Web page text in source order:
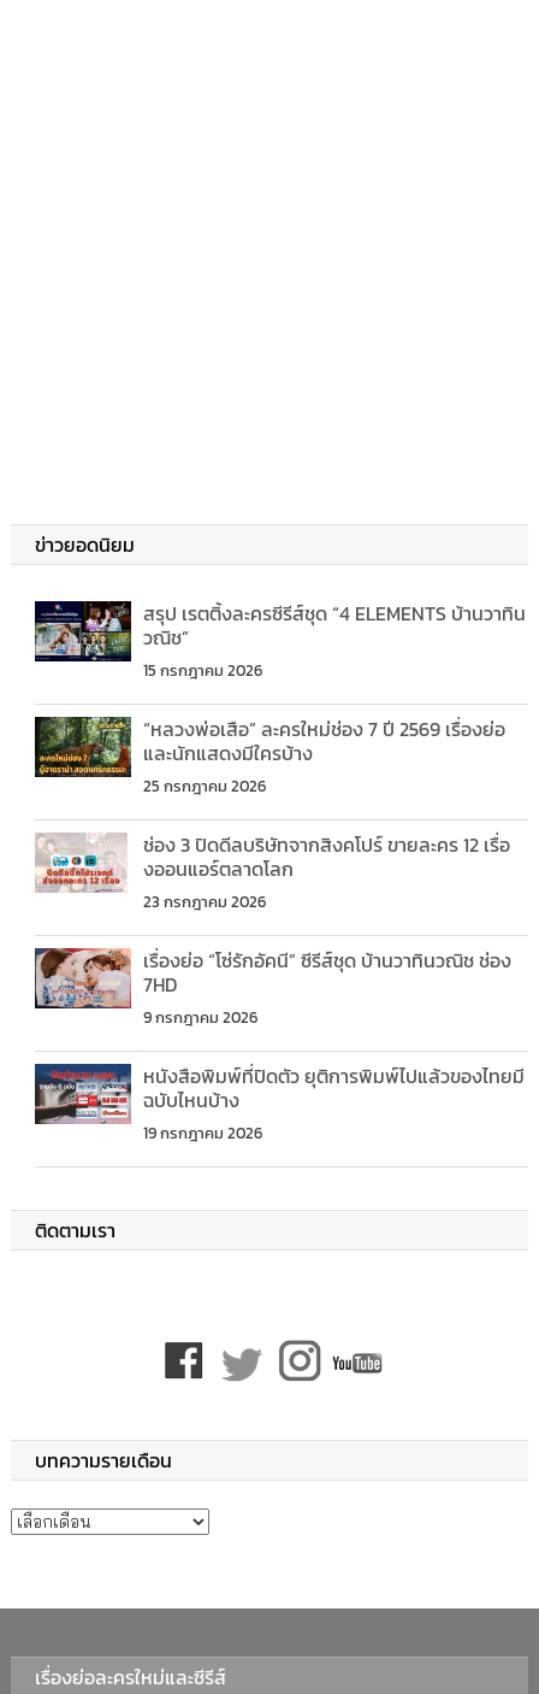
ข่าวยอดนิยม
สรุป เรตติ้งละครซีรีส์ชุด “4 ELEMENTS บ้านวาทิน
วณิช”
15 กรกฎาคม 2026
“หลวงพ่อเสือ” ละครใหม่ช่อง 7 ปี 2569 เรื่องย่อ
และนักแสดงมีใครบ้าง
25 กรกฎาคม 2026
ช่อง 3 ปิดดีลบริษัทจากสิงคโปร์ ขายละคร 12 เรื่อ
งออนแอร์ตลาดโลก
23 กรกฎาคม 2026
เรื่องย่อ “โซ่รักอัคนี” ซีรีส์ชุด บ้านวาทินวณิช ช่อง
7HD
9 กรกฎาคม 2026
หนังสือพิมพ์ที่ปิดตัว ยุติการพิมพ์ไปแล้วของไทยมี
ฉบับไหนบ้าง
19 กรกฎาคม 2026
ติดตามเรา
บทความรายเดือน
บทความรายเดือน
เรื่องย่อละครใหม่และซีรีส์